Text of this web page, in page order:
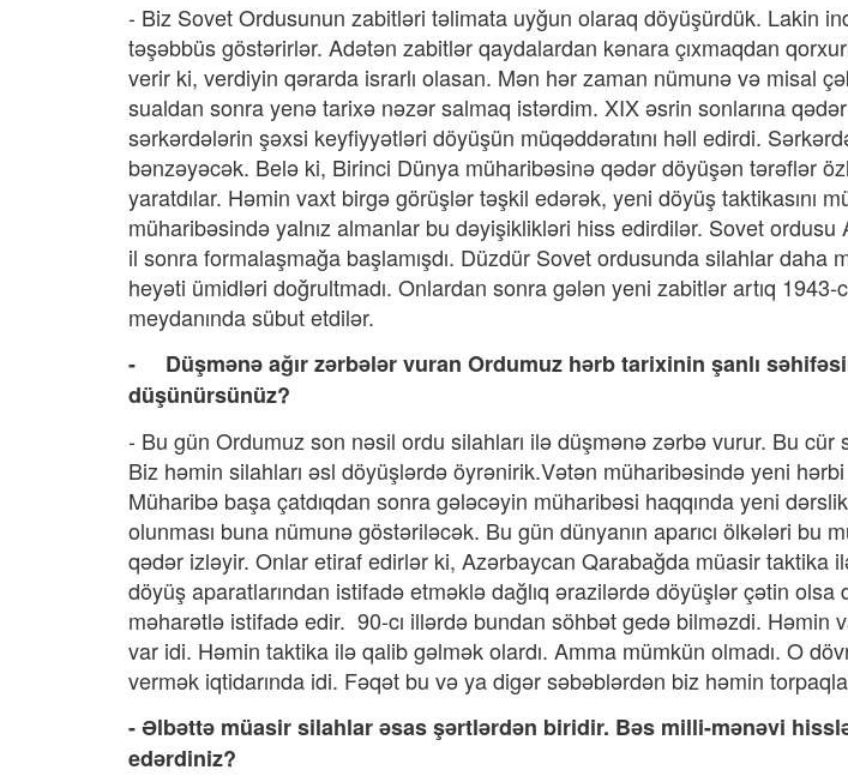
- Biz Sovet Ordusunun zabitləri təlimata uyğun olaraq döyüşürdük. Lakin
təşəbbüs göstərirlər. Adətən zabitlər qaydalardan kənara çıxmaqdan
verir ki, verdiyin qərarda israrlı olasan. Mən hər zaman nümunə və misal
sualdan sonra yenə tarixə nəzər salmaq istərdim. XIX əsrin sonlarına
sərkərdələrin şəxsi keyfiyyətləri döyüşün müqəddəratını həll edirdi.
bənzəyəcək. Belə ki, Birinci Dünya müharibəsinə qədər döyüşən tərəflər
yaratdılar. Həmin vaxt birgə görüşlər təşkil edərək, yeni döyüş taktikasını
müharibəsində yalnız almanlar bu dəyişiklikləri hiss edirdilər. Sovet
il sonra formalaşmağa başlamışdı. Düzdür Sovet ordusunda silahlar daha
heyəti ümidləri doğrultmadı. Onlardan sonra gələn yeni zabitlər artıq
meydanında sübut etdilər.
- Düşmənə ağır zərbələr vuran Ordumuz hərb tarixinin şanlı
düşünürsünüz?
- Bu gün Ordumuz son nəsil ordu silahları ilə düşmənə zərbə vurur. Bu cür
Biz həmin silahları əsl döyüşlərdə öyrənirik.Vətən müharibəsində yeni
Müharibə başa çatdıqdan sonra gələcəyin müharibəsi haqqında yeni
olunması buna nümunə göstəriləcək. Bu gün dünyanın aparıcı ölkələri bu
qədər izləyir. Onlar etiraf edirlər ki, Azərbaycan Qarabağda müasir taktika
döyüş aparatlarından istifadə etməklə dağlıq ərazilərdə döyüşlər çətin
məharətlə istifadə edir. 90-cı illərdə bundan söhbət gedə bilməzdi. Həmin
var idi. Həmin taktika ilə qalib gəlmək olardı. Amma mümkün olmadı. O
vermək iqtidarında idi. Fəqət bu və ya digər səbəblərdən biz həmin
- Əlbəttə müasir silahlar əsas şərtlərdən biridir. Bəs milli-mənəvi
edərdiniz?